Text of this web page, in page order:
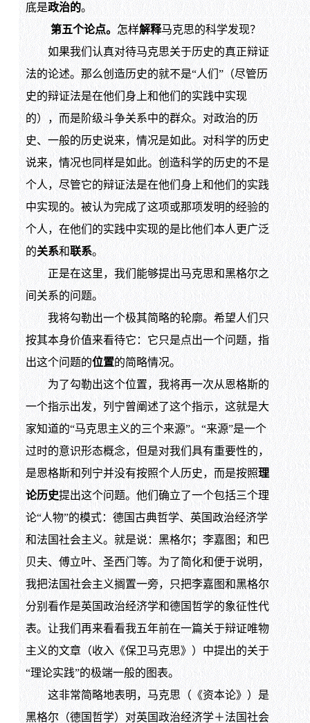
底是政治的。
第五个论点。 怎样解释马克思的科学发现？
如果我们认真对待马克思关于历史的真正辩证
法的论述。那么创造历史的就不是“人们”（尽管历
史的辩证法是在他们身上和他们的实践中实现
的），而是阶级斗争关系中的群众。对政治的历
史、一般的历史说来，情况是如此。对科学的历史
说来，情况也同样是如此。创造科学的历史的不是
个人，尽管它的辩证法是在他们身上和他们的实践
中实现的。被认为完成了这项或那项发明的经验的
个人，在他们的实践中实现的是比他们本人更广泛
的关系和联系。
正是在这里，我们能够提出马克思和黑格尔之
间关系的问题。
我将勾勒出一个极其简略的轮廓。希望人们只
按其本身价值来看待它：它只是点出一个问题，指
出这个问题的位置的简略情况。
为了勾勒出这个位置，我将再一次从恩格斯的
一个指示出发，列宁曾阐述了这个指示，这就是大
家知道的“马克思主义的三个来源”。“来源”是一个
过时的意识形态概念，但是对我们具有重要性的，
是恩格斯和列宁并没有按照个人历史，而是按照理
论历史提出这个问题。他们确立了一个包括三个理
论“人物”的模式：德国古典哲学、英国政治经济学
和法国社会主义。就是说：黑格尔；李嘉图；和巴
贝夫、傅立叶、圣西门等。为了简化和便于说明，
我把法国社会主义搁置一旁，只把李嘉图和黑格尔
分别看作是英国政治经济学和德国哲学的象征性代
表。让我们再来看看我五年前在一篇关于辩证唯物
主义的文章（收入《保卫马克思》）中提出的关于
“理论实践”的极端一般的图表。
这非常简略地表明，马克思（《资本论》）是
黑格尔（德国哲学）对英国政治经济学＋法国社会